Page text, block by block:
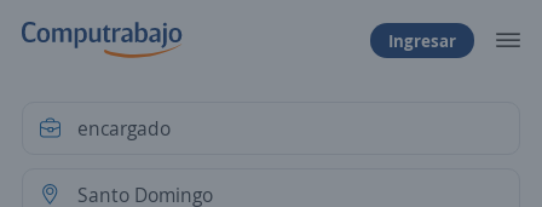
Ingresar